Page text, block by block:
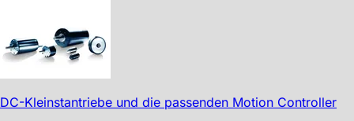
DC-Kleinstantriebe und die passenden Motion Controller